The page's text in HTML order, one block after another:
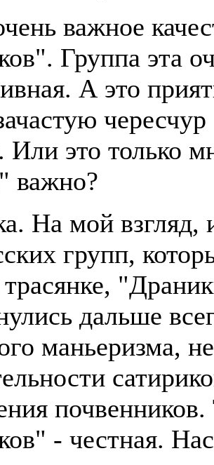
важное
Группа эта
А это
чересчур
Или это только
важно?
На мой взгляд,
групп,
трасянке,
дальше
маньеризма,
почвенников.
- честная.